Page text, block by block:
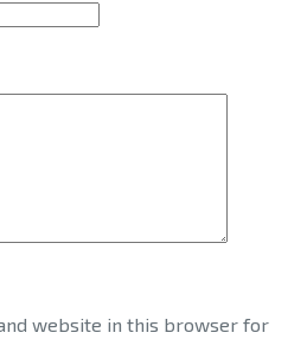
website in this browser for